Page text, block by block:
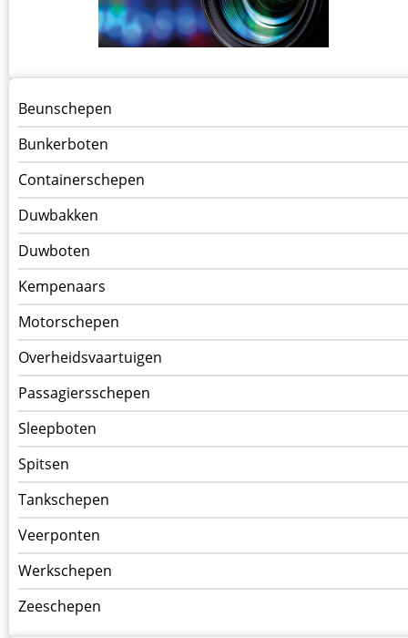
Menu
Schepen
Beunschepen
Bunkerboten
Containerschepen
Duwbakken
Duwboten
Kempenaars
Motorschepen
Overheidsvaartuigen
Passagiersschepen
Sleepboten
Spitsen
Tankschepen
Veerponten
Werkschepen
Zeeschepen